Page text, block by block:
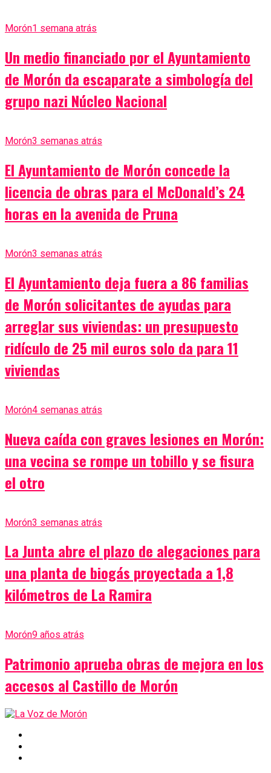
Morón1 semana atrás
Un medio financiado por el Ayuntamiento
de Morón da escaparate a simbología del
grupo nazi Núcleo Nacional
Morón3 semanas atrás
El Ayuntamiento de Morón concede la
licencia de obras para el McDonald’s 24
horas en la avenida de Pruna
Morón3 semanas atrás
El Ayuntamiento deja fuera a 86 familias
de Morón solicitantes de ayudas para
arreglar sus viviendas: un presupuesto
ridículo de 25 mil euros solo da para 11
viviendas
Morón4 semanas atrás
Nueva caída con graves lesiones en Morón:
una vecina se rompe un tobillo y se fisura
el otro
Morón3 semanas atrás
La Junta abre el plazo de alegaciones para
una planta de biogás proyectada a 1,8
kilómetros de La Ramira
Morón9 años atrás
Patrimonio aprueba obras de mejora en los
accesos al Castillo de Morón